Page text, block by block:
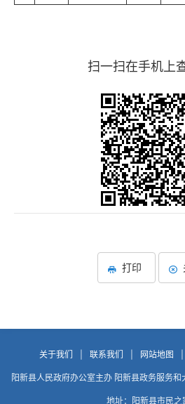
扫一扫在手机上
打印
关于我们 联系我们 网站地图
阳新县人民政府办公室主办 阳新县政务服务
地址：阳新县市民之